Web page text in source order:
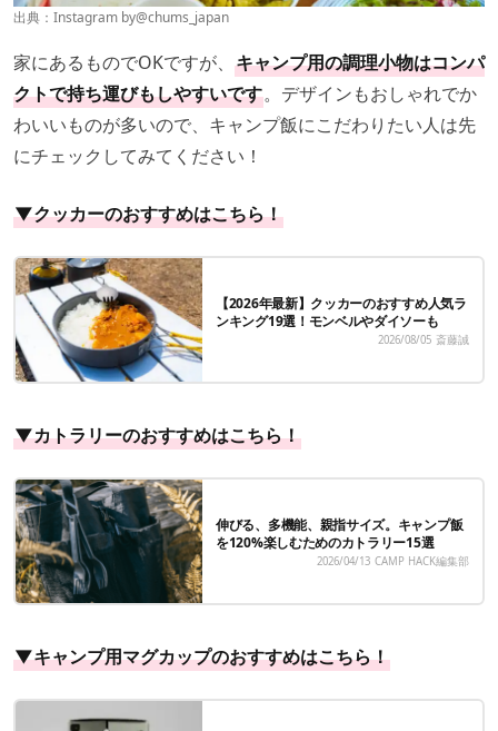
出典：Instagram by@chums_japan
家にあるものでOKですが、 キャンプ用の調理小物はコンパ
クトで持ち運びもしやすいです。デザインもおしゃれでか
わいいものが多いので、キャンプ飯にこだわりたい人は先
にチェックしてみてください！
▼クッカーのおすすめはこちら！
【2026年最新】クッカーのおすすめ人気ラ
ンキング19選！モンベルやダイソーも
2026/08/05 斎藤誠
▼カトラリーのおすすめはこちら！
伸びる、多機能、親指サイズ。キャンプ飯
を120%楽しむためのカトラリー15選
2026/04/13 CAMP HACK編集部
▼キャンプ用マグカップのおすすめはこちら！